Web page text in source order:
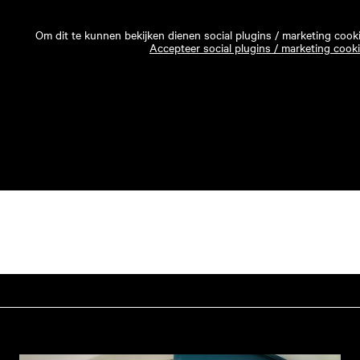
Om dit te kunnen bekijken dienen social plugins / marketing
Accepteer social plugins / marketing